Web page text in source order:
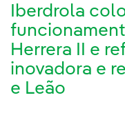
Iberdrola
Herrera II e
inovadora e
e Leão